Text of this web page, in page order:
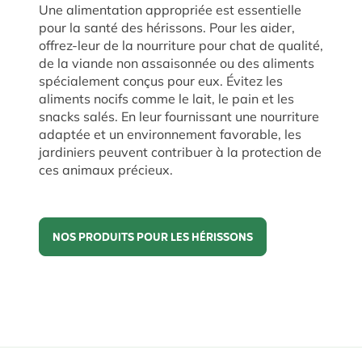
Une alimentation appropriée est essentielle
pour la santé des hérissons. Pour les aider,
offrez-leur de la nourriture pour chat de qualité,
de la viande non assaisonnée ou des aliments
spécialement conçus pour eux. Évitez les
aliments nocifs comme le lait, le pain et les
snacks salés. En leur fournissant une nourriture
adaptée et un environnement favorable, les
jardiniers peuvent contribuer à la protection de
ces animaux précieux.
NOS PRODUITS POUR LES HÉRISSONS